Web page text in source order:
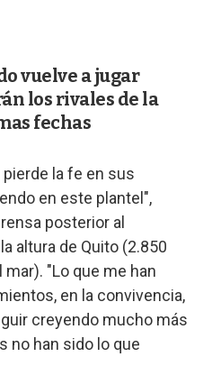
vuelve a jugar
los rivales de la
fechas
pierde la fe en sus
en este plantel",
posterior al
altura de Quito (2.850
"Lo que me han
en la convivencia,
creyendo mucho más
no han sido lo que